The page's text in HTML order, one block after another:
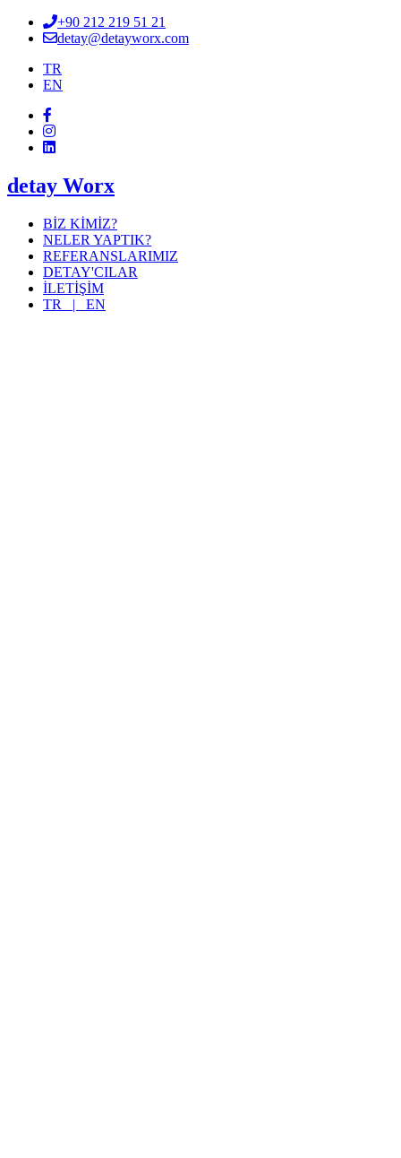
+90 212 219 51 21
detay@detayworx.com
TR
EN
detay Worx
BİZ KİMİZ?
NELER YAPTIK?
REFERANSLARIMIZ
DETAY'CILAR
İLETİŞİM
TR | EN